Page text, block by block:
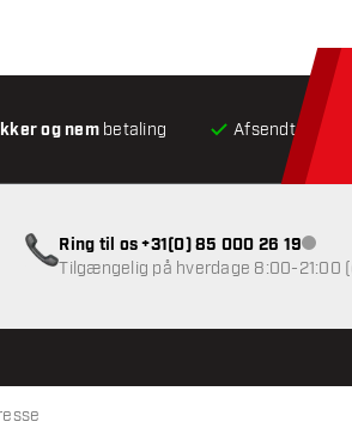
og nembetaling Afsendt inden
Ring til os +31(0) 85 000 26 19
Tilgængelig på hverdage 8:00-21:00